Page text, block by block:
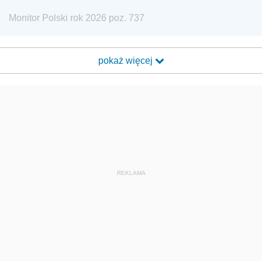
Monitor Polski rok 2026 poz. 737
pokaż więcej
REKLAMA